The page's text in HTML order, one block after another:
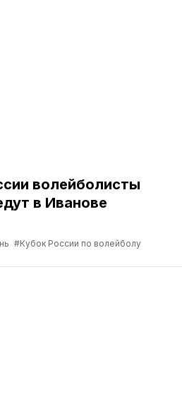
волейболисты
в Иванове
#Кубок России по волейболу